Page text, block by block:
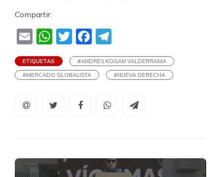
Compartir:
EmailWhatsApp
TwitterFacebook
ETIQUETAS
#ANDRES KOGAN VALDERRAMA
#MERCADO GLOBALISTA
#NUEVA DERECHA